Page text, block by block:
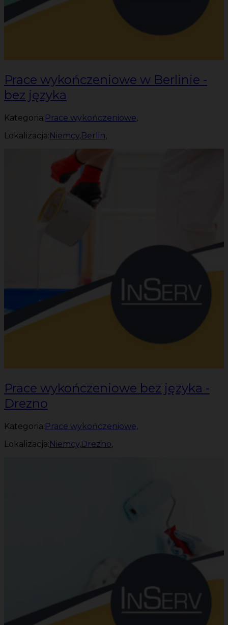
Prace wykończeniowe w Berlinie -
bez języka
Kategoria: Prace wykończeniowe,
Lokalizacja: Niemcy,Berlin,
Prace wykończeniowe bez języka -
Drezno
Kategoria:Prace wykończeniowe,
Lokalizacja:Niemcy,Drezno,